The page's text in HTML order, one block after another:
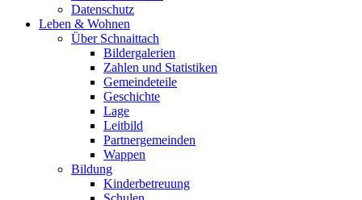
Datenschutz
Leben & Wohnen
Über Schnaittach
Bildergalerien
Zahlen und Statistiken
Gemeindeteile
Geschichte
Lage
Leitbild
Partnergemeinden
Wappen
Bildung
Kinderbetreuung